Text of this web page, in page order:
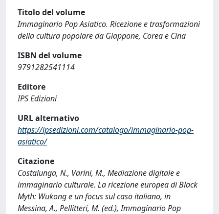
Titolo del volume
Immaginario Pop Asiatico. Ricezione e trasformazioni
della cultura popolare da Giappone, Corea e Cina
ISBN del volume
9791282541114
Editore
IPS Edizioni
URL alternativo
https://ipsedizioni.com/catalogo/immaginario-pop-
asiatico/
Citazione
Costalunga, N., Varini, M., Mediazione digitale e
immaginario culturale. La ricezione europea di Black
Myth: Wukong e un focus sul caso italiano, in
Messina, A., Pellitteri, M. (ed.), Immaginario Pop